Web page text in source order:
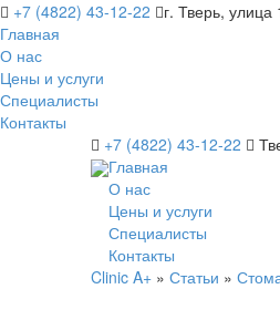
+7 (4822) 43-12-22
г. Тверь,
Главная
О нас
Цены и услуги
Специалисты
Контакты
+7 (4822) 43-12-22
Главная
О нас
Цены и услуги
Специалисты
Контакты
Clinic A+ » Статьи »